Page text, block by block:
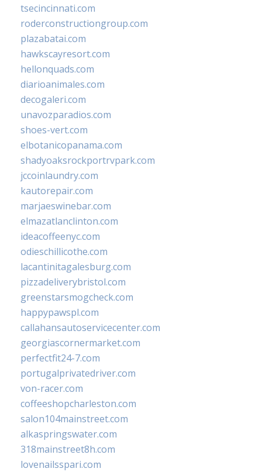
tsecincinnati.com
roderconstructiongroup.com
plazabatai.com
hawkscayresort.com
hellonquads.com
diarioanimales.com
decogaleri.com
unavozparadios.com
shoes-vert.com
elbotanicopanama.com
shadyoaksrockportrvpark.com
jccoinlaundry.com
kautorepair.com
marjaeswinebar.com
elmazatlanclinton.com
ideacoffeenyc.com
odieschillicothe.com
lacantinitagalesburg.com
pizzadeliverybristol.com
greenstarsmogcheck.com
happypawspl.com
callahansautoservicecenter.com
georgiascornermarket.com
perfectfit24-7.com
portugalprivatedriver.com
von-racer.com
coffeeshopcharleston.com
salon104mainstreet.com
alkaspringswater.com
318mainstreet8h.com
lovenailsspari.com